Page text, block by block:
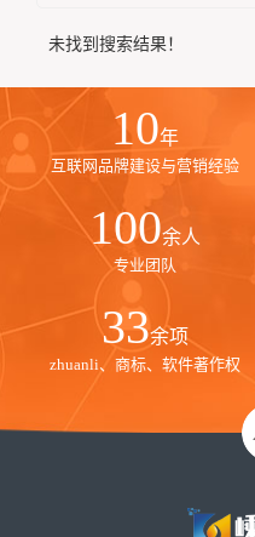
未找到搜索结果！
10年
互联网品牌建设与营销经验
100余人
专业团队
35余项
zhuanli、商标、软件著作权